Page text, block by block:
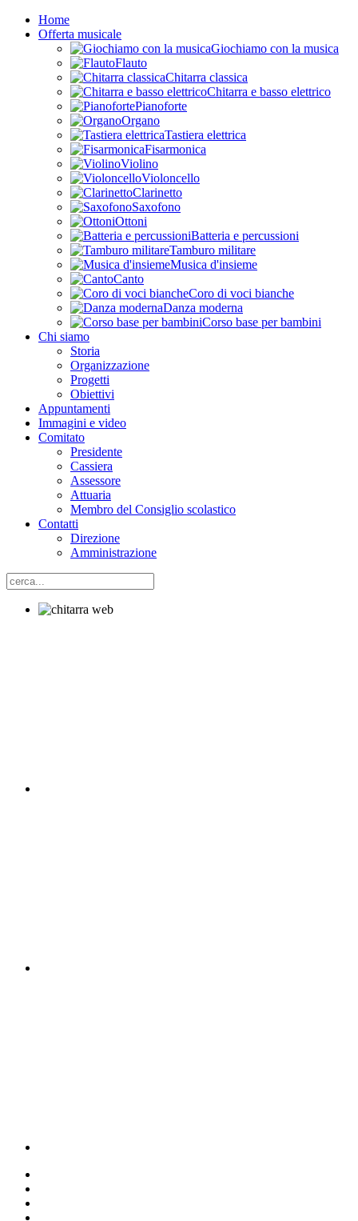
Home
Offerta musicale
Giochiamo con la musica
Flauto
Chitarra classica
Chitarra e basso elettrico
Pianoforte
Organo
Tastiera elettrica
Fisarmonica
Violino
Violoncello
Clarinetto
Saxofono
Ottoni
Batteria e percussioni
Tamburo militare
Musica d'insieme
Canto
Coro di voci bianche
Danza moderna
Corso base per bambini
Chi siamo
Storia
Organizzazione
Progetti
Obiettivi
Appuntamenti
Immagini e video
Comitato
Presidente
Cassiera
Assessore
Attuaria
Membro del Consiglio scolastico
Contatti
Direzione
Amministrazione